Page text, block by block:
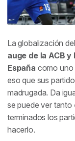
La globalización
auge de la ACB y
España como uno
eso que sus
madrugada. Da
se puede ver tanto
terminados los
hacerlo.